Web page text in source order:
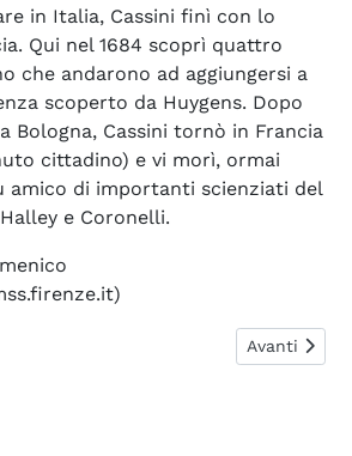
in Italia, Cassini finì con lo
Qui nel 1684 scoprì quattro
che andarono ad aggiungersi a
scoperto da Huygens. Dopo
Bologna, Cassini tornò in Francia
cittadino) e vi morì, ormai
amico di importanti scienziati del
e Coronelli.
Casimir Hendrick Bugt GerardArticolo
Avanti